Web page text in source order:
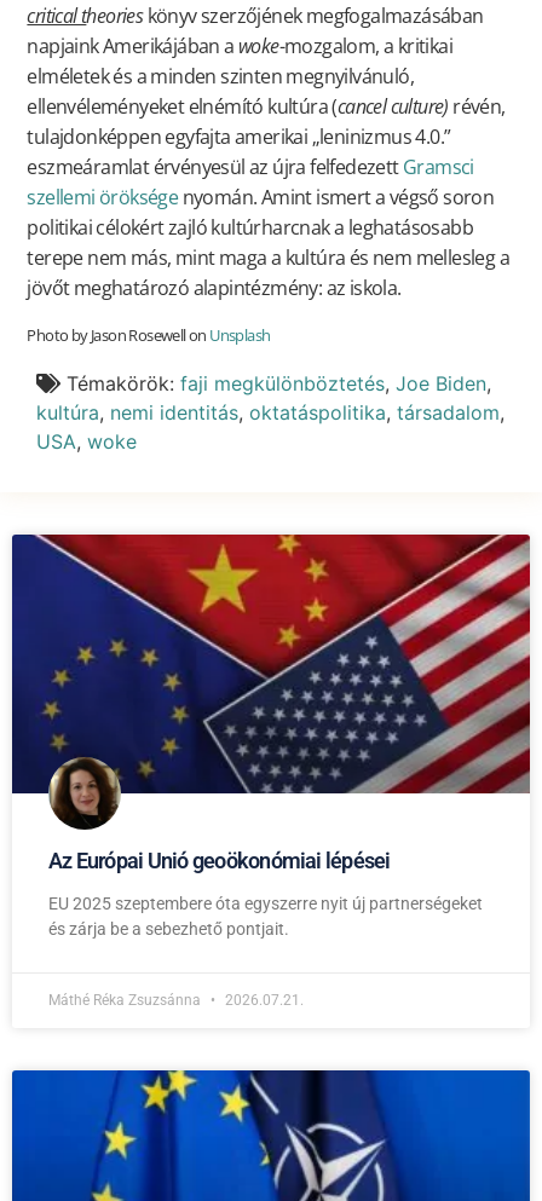
Az Európai Unió geoökonómiai lépései
EU 2025 szeptembere óta egyszerre nyit új partnerségeket
és zárja be a sebezhető pontjait.
Máthé Réka Zsuzsánna 2026.07.21.
critical theorieskönyv szerzőjének megfogalmazásában
napjaink Amerikájában a woke-mozgalom, a kritikai
elméletek és a minden szinten megnyilvánuló,
ellenvéleményeket elnémító kultúra (cancel culture) révén,
tulajdonképpen egyfajta amerikai „leninizmus 4.0.”
eszmeáramlat érvényesül az újra felfedezettGramsci
szellemi örökségenyomán. Amint ismert a végső soron
politikai célokért zajló kultúrharcnak a leghatásosabb
terepe nem más, mint maga a kultúra és nem mellesleg a
jövőt meghatározó alapintézmény: az iskola.
Photo by Jason Rosewell on Unsplash
Témakörök: faji megkülönböztetés, Joe Biden,
kultúra, nemi identitás, oktatáspolitika, társadalom,
USA, woke